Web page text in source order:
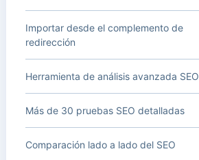
Importar desde el complemento de
redirección
Herramienta de análisis avanzada SEO
Más de 30 pruebas SEO detalladas
Comparación lado a lado del SEO